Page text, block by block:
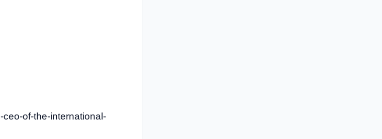
of-the-international-